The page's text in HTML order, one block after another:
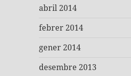
abril 2014
febrer 2014
gener 2014
desembre 2013